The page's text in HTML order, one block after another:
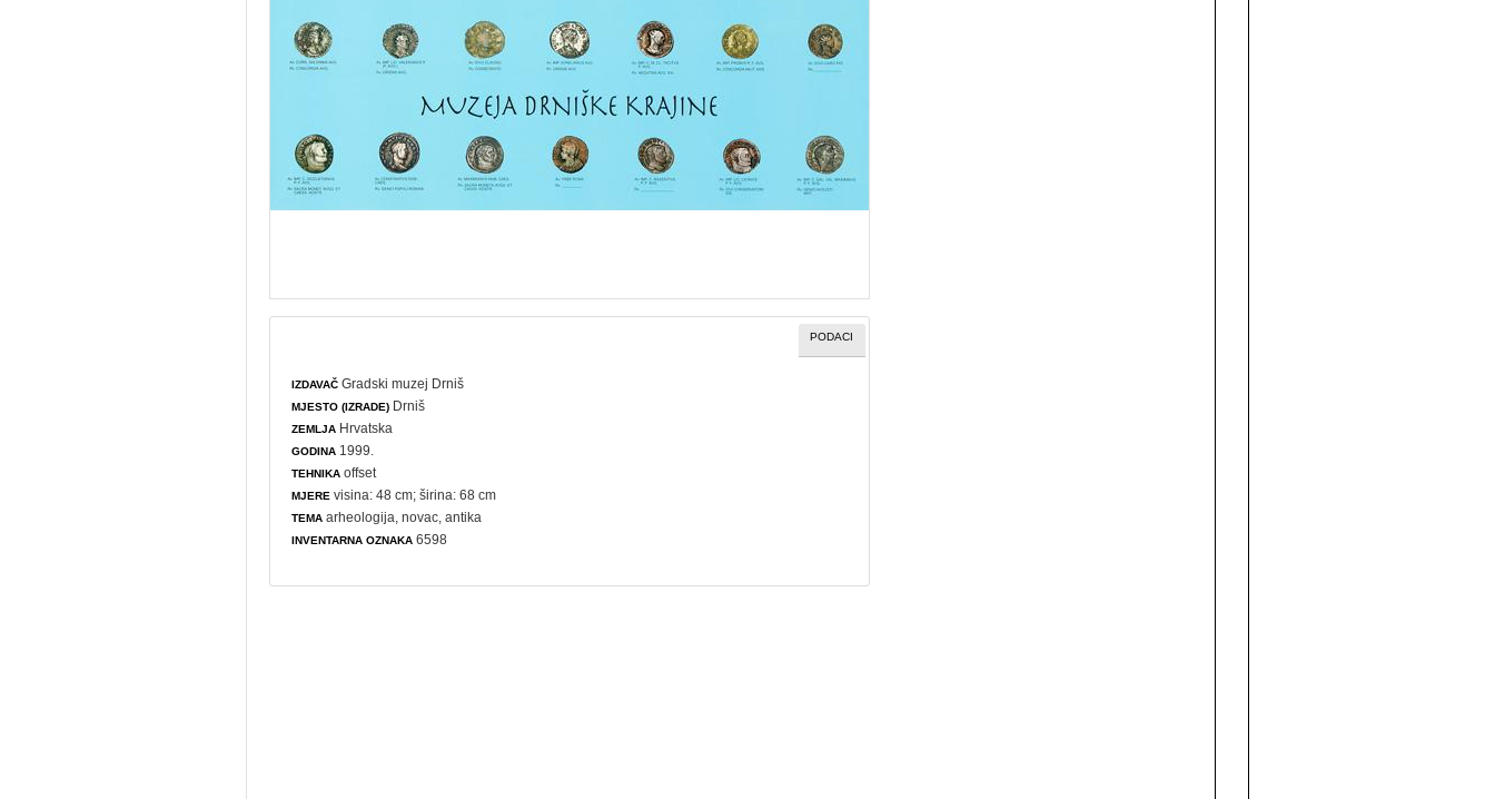
PODACI
IZDAVAČ Gradski muzej Drniš
MJESTO (IZRADE) Drniš
ZEMLJA Hrvatska
GODINA 1999.
TEHNIKA offset
MJERE visina: 48 cm; širina: 68 cm
TEMA arheologija ,novac , antika
INVENTARNA OZNAKA 6598